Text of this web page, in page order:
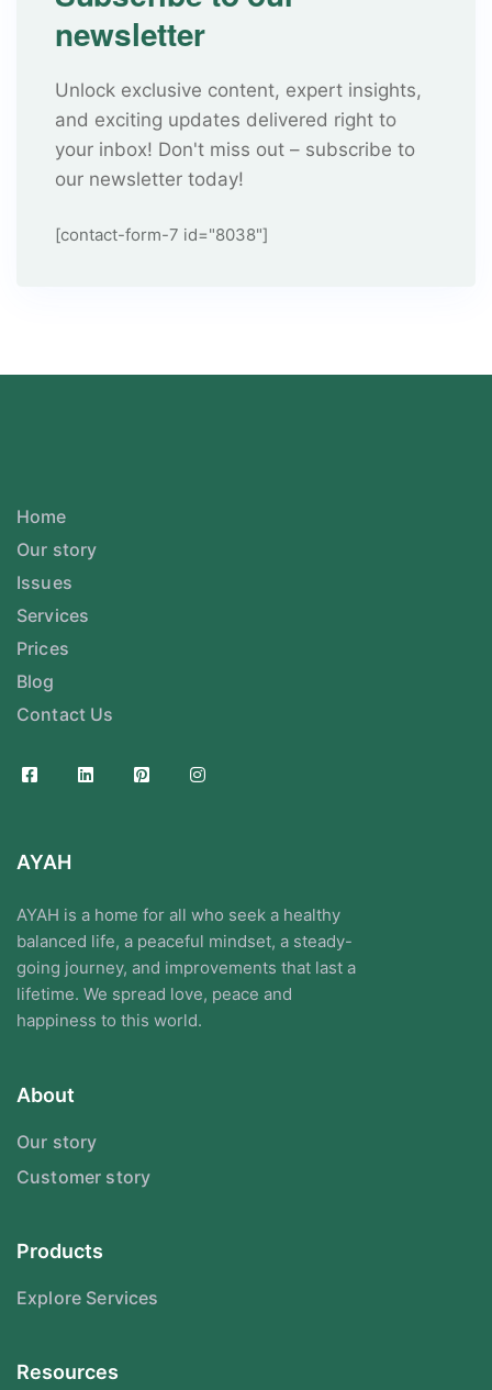
newsletter
Unlock exclusive content, expert insights,
and exciting updates delivered right to
your inbox! Don't miss out – subscribe to
our newsletter today!
[contact-form-7 id="8038"]
Home
Our story
Issues
Services
Prices
Blog
Contact Us
AYAH
AYAH is a home for all who seek a healthy
balanced life, a peaceful mindset, a steady-
going journey, and improvements that last a
lifetime. We spread love, peace and
happiness to this world.
About
Our story
Customer story
Products
Explore Services
Resources